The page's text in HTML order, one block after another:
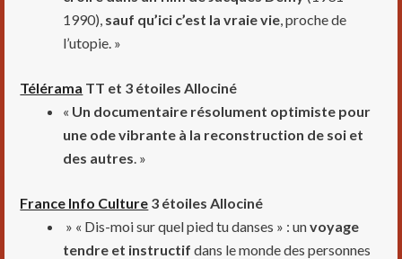
1990), sauf qu’ici c’est la vraie vie , proche de
l’utopie. »
Télérama TT et 3 étoiles Allociné
« Un documentaire résolument optimiste pour
une ode vibrante à la reconstruction de soi et
des autres . »
France Info Culture 3 étoiles Allociné
» « Dis-moi sur quel pied tu danses » : unvoyage
tendre et instructif dans le monde des personnes